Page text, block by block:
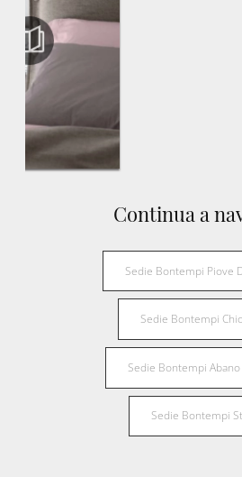
Continua a
Sedie Bontempi Piove
Sedie Bontempi
Sedie Bontempi
Sedie Bontempi